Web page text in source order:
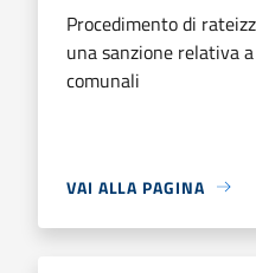
Procedimento di
una sanzione relativa
comunali
VAI ALLA PAGINA